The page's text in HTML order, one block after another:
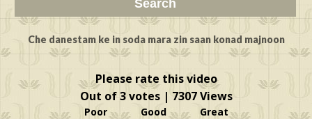
Che danestam ke in soda mara zin saan konad majnoon
Please rate this video
Out of 3 votes | 7307 Views
Poor Good Great